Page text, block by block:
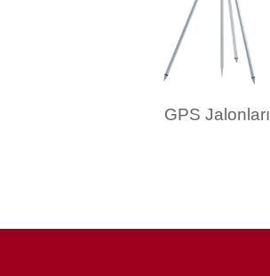
GPS Jalonları